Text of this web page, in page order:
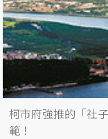
柯市府強推的「社
範！